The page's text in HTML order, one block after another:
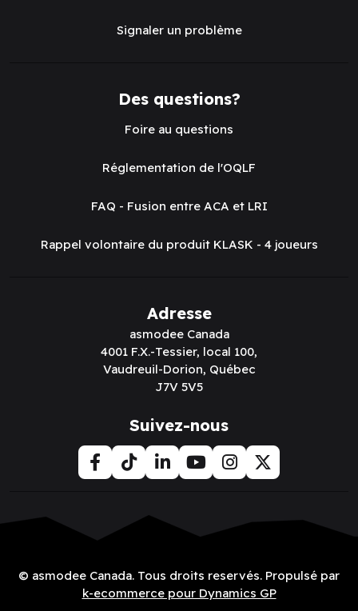
Signaler un problème
Des questions?
Foire au questions
Réglementation de l'OQLF
FAQ - Fusion entre ACA et LRI
Rappel volontaire du produit KLASK - 4 joueurs
Adresse
asmodee Canada
4001 F.X.-Tessier, local 100,
Vaudreuil-Dorion, Québec
J7V 5V5
Suivez-nous
© asmodee Canada. Tous droits reservés. Propulsé par
k-ecommerce pour Dynamics GP